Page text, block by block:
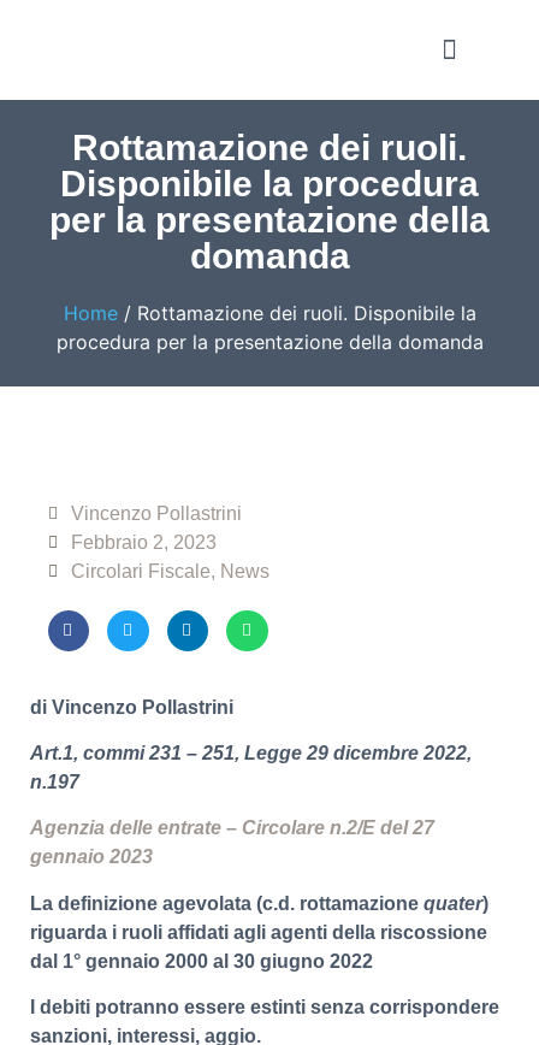
Rottamazione dei ruoli.
Disponibile la procedura
per la presentazione della
domanda
Home/ Rottamazione dei ruoli. Disponibile la
procedura per la presentazione della domanda
Vincenzo Pollastrini
Febbraio 2, 2023
Circolari Fiscale, News
di Vincenzo Pollastrini
Art.1, commi 231 – 251, Legge 29 dicembre 2022,
n.197
Agenzia delle entrate – Circolare n.2/E del 27
gennaio 2023
La definizione agevolata (c.d. rottamazione quater)
riguarda i ruoli affidati agli agenti della riscossione
dal 1° gennaio 2000 al 30 giugno 2022
I debiti potranno essere estinti senza corrispondere
sanzioni, interessi, aggio.